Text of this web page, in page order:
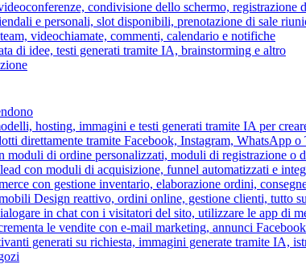
condivisione dello schermo, registrazione
e personali, slot disponibili, prenotazione di sale
videochiamate, commenti, calendario e notifiche
di idee, testi generati tramite IA, brainstorming e altro
hosting, immagini e testi generati tramite IA per
direttamente tramite Facebook, Instagram, WhatsApp o
moduli di ordine personalizzati, moduli di registrazione o
con moduli di acquisizione, funnel automatizzati e
con gestione inventario, elaborazione ordini,
Design reattivo, ordini online, gestione clienti, tutto
in chat con i visitatori del sito, utilizzare le app di
le vendite con e-mail marketing, annunci
generati su richiesta, immagini generate tramite IA,